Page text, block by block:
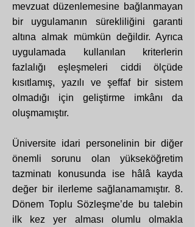
mevzuat düzenlemesine bağlanmayan
bir uygulamanın sürekliliğini garanti
altına almak mümkün değildir. Ayrıca
uygulamada kullanılan kriterlerin
fazlalığı eşleşmeleri ciddi ölçüde
kısıtlamış, yazılı ve şeffaf bir sistem
olmadığı için geliştirme imkânı da
oluşmamıştır.
Üniversite idari personelinin bir diğer
önemli sorunu olan yükseköğretim
tazminatı konusunda ise hâlâ kayda
değer bir ilerleme sağlanamamıştır. 8.
Dönem Toplu Sözleşme’de bu talebin
ilk kez yer alması olumlu olmakla